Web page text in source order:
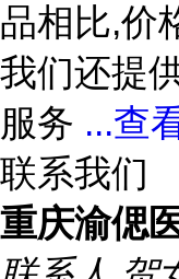
品相比,价
我们还提
服务 ...查
联系我们
重庆渝偲